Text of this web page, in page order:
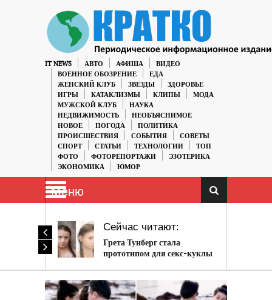
IT NEWS АВТО АФИША
ВИДЕО
ВОЕННОЕ ОБОЗРЕНИЕ
ЕДА
ЖЕНСКИЙ КЛУБ
ЗВЕЗДЫ
ЗДОРОВЬЕ
ИГРЫ
КАТАКЛИЗМЫ КЛИПЫ
МОДА
МУЖСКОЙ КЛУБ
НАУКА
НЕДВИЖИМОСТЬ
НЕОБЪЯСНИМОЕ
НОВОЕ
ПОГОДА
ПОЛИТИКА
ПРОИСШЕСТВИЯ
СОБЫТИЯ
СОВЕТЫ
СПОРТ
СТАТЬИ ТЕХНОЛОГИИ
ТОП
ФОТО
ФОТОРЕПОРТАЖИ
ЭЗОТЕРИКА
ЭКОНОМИКА
ЮМОР
Меню
Сейчас читают:
Грета Тунберг стала
прототипом для секс-куклы